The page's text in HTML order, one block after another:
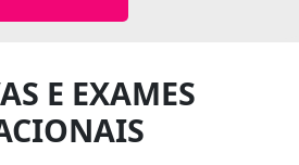
E EXAMES